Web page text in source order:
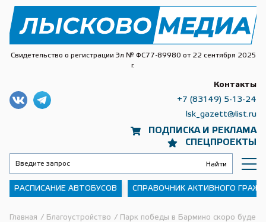
Свидетельство о регистрации Эл № ФС77-89980 от 22 сентября 2025
г.
ПОДПИСКА И РЕКЛАМА
СПЕЦПРОЕКТЫ
Контакты
+7 (83149) 5-13-24
lsk_gazett@list.ru
РАСПИСАНИЕ АВТОБУСОВ СПРАВОЧНИК АКТИВНОГО
Главная / Благоустройство / Парк победы в Бармино скоро будет